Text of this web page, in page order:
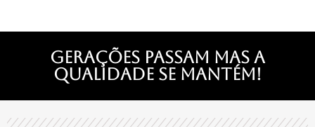
Gerações passam mas a
qualidade se mantém!